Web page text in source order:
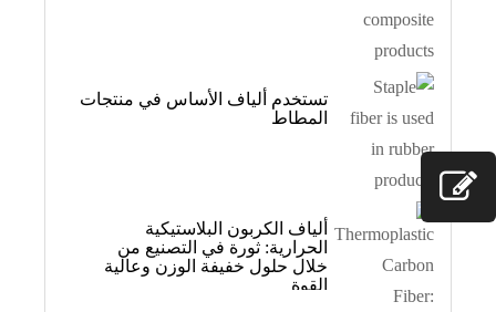
تستخدم ألياف الأساس في منتجات
المطاط
ألياف الكربون البلاستيكية
الحرارية: ثورة في التصنيع من
خلال حلول خفيفة الوزن وعالية
القوة